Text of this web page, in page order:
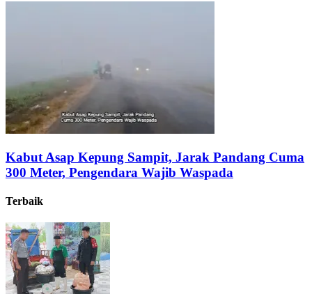
Kabut Asap Kepung Sampit, Jarak Pandang Cuma
300 Meter, Pengendara Wajib Waspada
Terbaik